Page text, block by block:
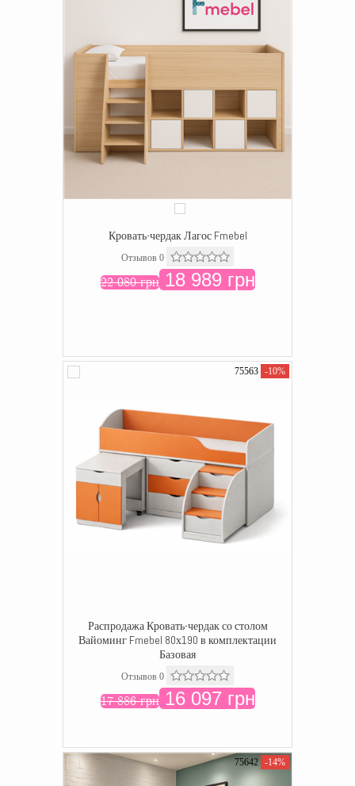
Кровать-чердак Лагос Fmebel
Отзывов 0
22 080 грн18 989 грн
75563 -10%
Распродажа Кровать-чердак со столом
Вайоминг Fmebel 80х190 в комплектации
Базовая
Отзывов 0
17 886 грн16 097 грн
75642 -14%